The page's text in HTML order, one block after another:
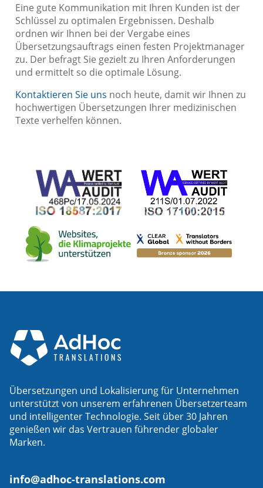
Eine gute Kommunikation mit Ihren Kunden ist der
Schlüssel zu optimalen Ergebnissen. Deshalb
ordnen wir Ihnen bei der Vergabe eines
Übersetzungsauftrags einen festen Projektmanager
zu. Der befragt Sie gezielt zu Ihren Anforderungen
und ermittelt so die optimale Lösung.
Kontaktieren Sie uns noch heute, damit wir Ihnen zu
hochwertigen Übersetzungen Ihrer medizinischen
Texte verhelfen können.
Übersetzungen und Lokalisierung für Unternehmen
unterstützt von unserem erfahrenen Übersetzerteam
und intelligenter Technologie. Seit über 30 Jahren
genießen wir das Vertrauen führender globaler
Marken.
info@adhoc-translations.com